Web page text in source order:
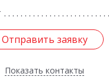
Отправить заявку
Показать контакты
Отправить заявку
Назад